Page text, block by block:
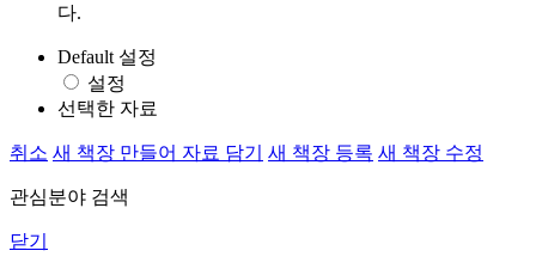
다.
Default 설정
설정
선택한 자료
취소 새 책장 만들어 자료 담기 새 책장 등록 새 책장 수정
관심분야 검색
닫기